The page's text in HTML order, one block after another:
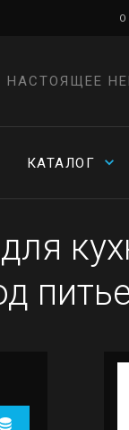
НАСТОЯЩЕЕ
КАТАЛОГ